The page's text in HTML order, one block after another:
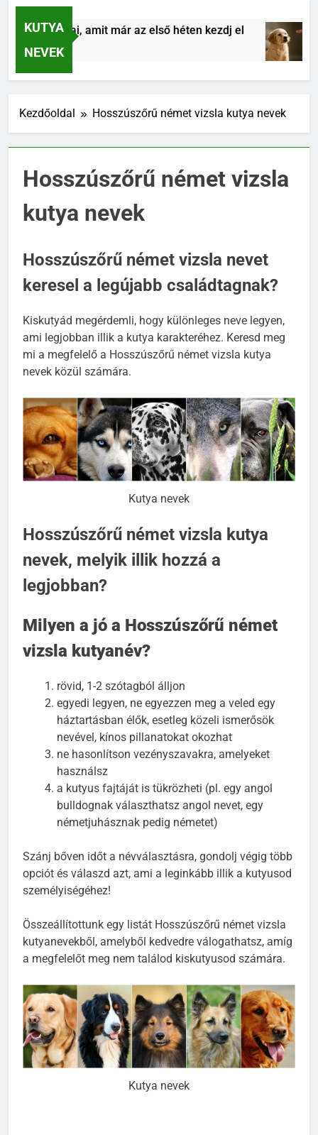
KUTYA
NEVEK
alapjai, amit már az első héten kezdj el
Kezdőoldal Hosszúszőrű német vizsla kutya nevek
Hosszúszőrű német vizsla
kutya nevek
Hosszúszőrű német vizsla nevet
keresel a legújabb családtagnak?
Kiskutyád megérdemli, hogy különleges neve legyen,
ami legjobban illik a kutya karakteréhez. Keresd meg
mi a megfelelő a Hosszúszőrű német vizsla kutya
nevek közül számára.
Kutya nevek
Hosszúszőrű német vizsla kutya
nevek, melyik illik hozzá a
legjobban?
Milyen a jó a Hosszúszőrű német
vizsla kutyanév?
rövid, 1-2 szótagból álljon
egyedi legyen, ne egyezzen meg a veled egy
háztartásban élők, esetleg közeli ismerősök
nevével, kínos pillanatokat okozhat
ne hasonlítson vezényszavakra, amelyeket
használsz
a kutyus fajtáját is tükrözheti (pl. egy angol
bulldognak választhatsz angol nevet, egy
németjuhásznak pedig németet)
Szánj bőven időt a névválasztásra, gondolj végig több
opciót és válaszd azt, ami a leginkább illik a kutyusod
személyiségéhez!
Összeállítottunk egy listát Hosszúszőrű német vizsla
kutyanevekből, amelyből kedvedre válogathatsz, amíg
a megfelelőt meg nem találod kiskutyusod számára.
Kutya nevek